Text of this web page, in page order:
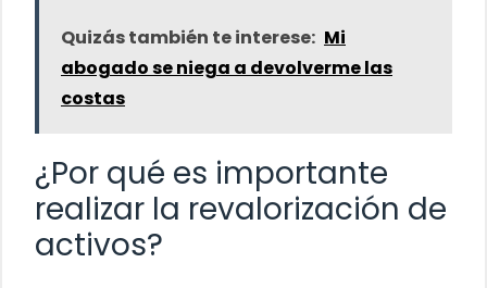
Quizás también te interese: Mi
abogado se niega a devolverme las
costas
¿Por qué es importante
realizar la revalorización de
activos?